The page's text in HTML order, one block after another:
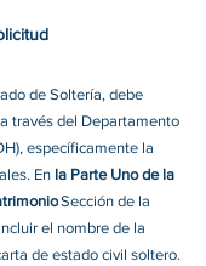
de Soltería, debe
a través del Departamento
específicamente la
En la Parte Uno de la
Sección de la
el nombre de la
de estado civil soltero.